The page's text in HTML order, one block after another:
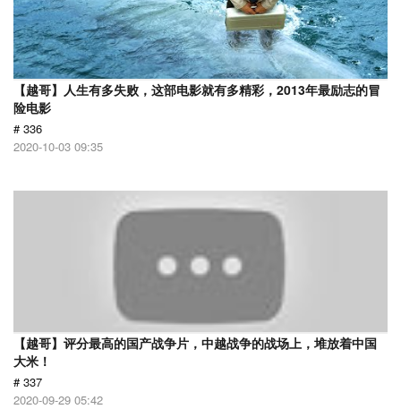
【越哥】人生有多失败，这部电影就有多精彩，2013年最励志的冒
险电影
# 336
2020-10-03 09:35
【越哥】评分最高的国产战争片，中越战争的战场上，堆放着中国
大米！
# 337
2020-09-29 05:42